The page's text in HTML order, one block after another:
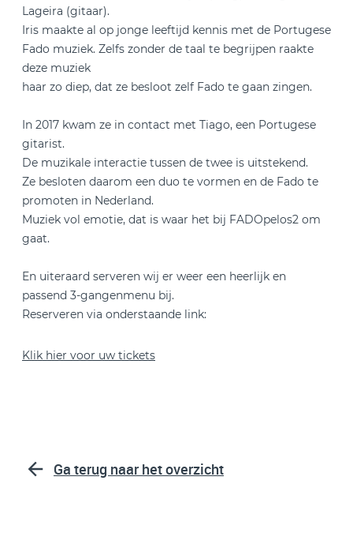
Lageira (gitaar).
Iris maakte al op jonge leeftijd kennis met de Portugese
Fado muziek. Zelfs zonder de taal te begrijpen raakte
deze muziek
​haar zo diep, dat ze besloot zelf Fado te gaan zingen.
In 2017 kwam ze in contact met Tiago, een Portugese
gitarist.
De muzikale interactie tussen de twee is uitstekend.
​Ze besloten daarom een duo te vormen en de Fado te
promoten in Nederland.
Muziek vol emotie, dat is waar het bij FADOpelos2 om
gaat.
En uiteraard serveren wij er weer een heerlijk en
passend 3-gangenmenu bij.
Reserveren via onderstaande link:
Klik hier voor uw tickets
Ga terug naar het overzicht